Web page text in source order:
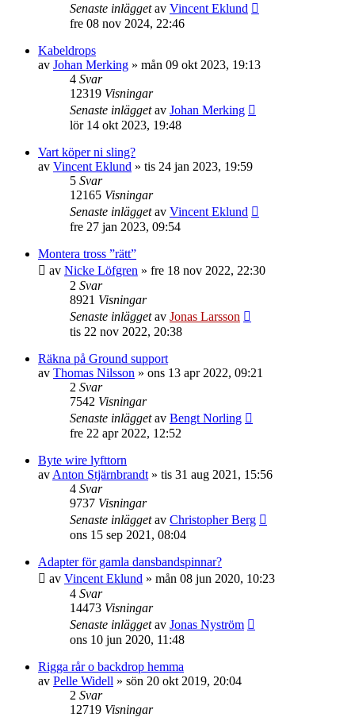
Senaste inläggetav Vincent Eklund
fre 08 nov 2024, 22:46
Kabeldrops
av Johan Merking » mån 09 okt 2023, 19:13
4 Svar
12319 Visningar
Senaste inläggetav Johan Merking
lör 14 okt 2023, 19:48
Vart köper ni sling?
av Vincent Eklund » tis 24 jan 2023, 19:59
5 Svar
12165 Visningar
Senaste inläggetav Vincent Eklund
fre 27 jan 2023, 09:54
Montera tross ”rätt”
av Nicke Löfgren » fre 18 nov 2022, 22:30
2 Svar
8921 Visningar
Senaste inläggetav Jonas Larsson
tis 22 nov 2022, 20:38
Räkna på Ground support
av Thomas Nilsson » ons 13 apr 2022, 09:21
2 Svar
7542 Visningar
Senaste inläggetav Bengt Norling
fre 22 apr 2022, 12:52
Byte wire lyfttorn
av Anton Stjärnbrandt » tis 31 aug 2021, 15:56
4 Svar
9737 Visningar
Senaste inläggetav Christopher Berg
ons 15 sep 2021, 08:04
Adapter för gamla dansbandspinnar?
av Vincent Eklund » mån 08 jun 2020, 10:23
4 Svar
14473 Visningar
Senaste inläggetav Jonas Nyström
ons 10 jun 2020, 11:48
Rigga rår o backdrop hemma
av Pelle Widell » sön 20 okt 2019, 20:04
2 Svar
12719 Visningar